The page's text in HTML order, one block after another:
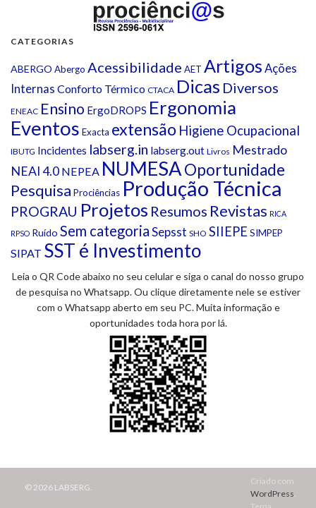
CATEGORIAS
ABERGO Abergo Acessibilidade AET ArtigosAções
Internas Conforto Térmico CTACA Dicas Diversos
ENEAC Ensino ErgoDROPS Ergonomia
Eventos Exacta extensão Higiene Ocupacional
IBUTG Incidentes labserg.in labserg.out Livros Mestrado
NEAI 4.0 NEPEA NUMESAOportunidade
Pesquisa Prociências Produção Técnica
PROGRAU Projetos Resumos Revistas RICA
RPSO Ruído Sem categoriaSepsst SHO SIIEPE SIMPEP
SIPAT SST é Investimento
Leia o QR Code abaixo no seu celular e siga o canal do nosso grupo
de pesquisa no Whatsapp. Ou clique diretamente nele se estiver
com o Whatsapp aberto em seu PC. Muita informação e
oportunidades toda hora por lá.
© 2026 LABSERG.
Criado com
WordPress.